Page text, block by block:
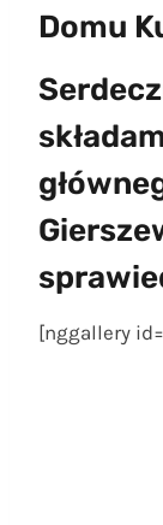
Domu
[nggallery